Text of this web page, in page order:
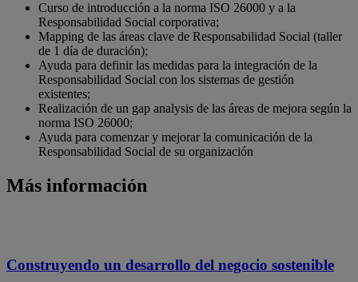
Curso de introducción a la norma ISO 26000 y a la
Responsabilidad Social corporativa;
Mapping de las áreas clave de Responsabilidad Social (taller
de 1 día de duración);
Ayuda para definir las medidas para la integración de la
Responsabilidad Social con los sistemas de gestión
existentes;
Realización de un gap analysis de las áreas de mejora según la
norma ISO 26000;
Ayuda para comenzar y mejorar la comunicación de la
Responsabilidad Social de su organización
Más información
Construyendo un desarrollo del negocio sostenible